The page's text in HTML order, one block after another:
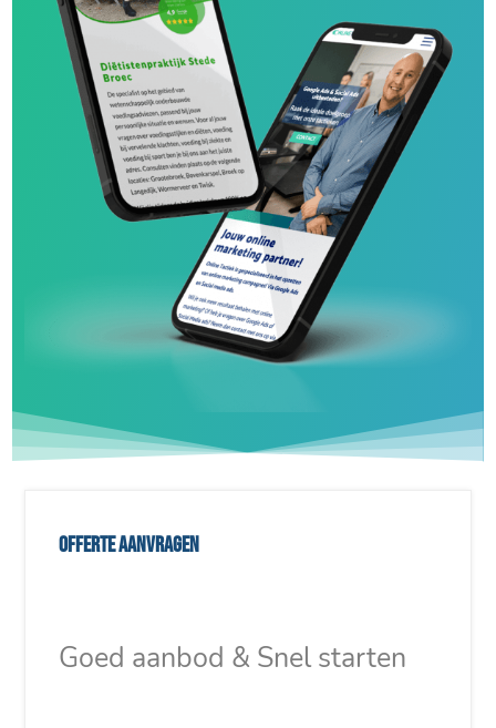
Offerte aanvragen
Goed aanbod & Snel starten